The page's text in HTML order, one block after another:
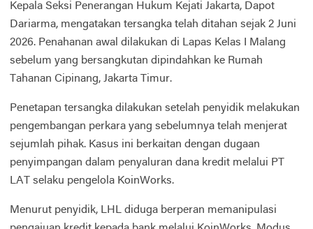
Kepala Seksi Penerangan Hukum Kejati Jakarta, Dapot
Dariarma, mengatakan tersangka telah ditahan sejak 2 Juni
2026. Penahanan awal dilakukan di Lapas Kelas I Malang
sebelum yang bersangkutan dipindahkan ke Rumah
Tahanan Cipinang, Jakarta Timur.
Penetapan tersangka dilakukan setelah penyidik melakukan
pengembangan perkara yang sebelumnya telah menjerat
sejumlah pihak. Kasus ini berkaitan dengan dugaan
penyimpangan dalam penyaluran dana kredit melalui PT
LAT selaku pengelola KoinWorks.
Menurut penyidik, LHL diduga berperan memanipulasi